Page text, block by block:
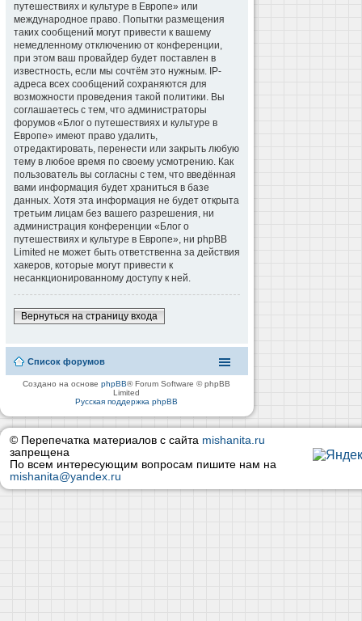
путешествиях и культуре в Европе» или
международное право. Попытки размещения
таких сообщений могут привести к вашему
немедленному отключению от конференции,
при этом ваш провайдер будет поставлен в
известность, если мы сочтём это нужным. IP-
адреса всех сообщений сохраняются для
возможности проведения такой политики. Вы
соглашаетесь с тем, что администраторы
форумов «Блог о путешествиях и культуре в
Европе» имеют право удалить,
отредактировать, перенести или закрыть любую
тему в любое время по своему усмотрению. Как
пользователь вы согласны с тем, что введённая
вами информация будет храниться в базе
данных. Хотя эта информация не будет открыта
третьим лицам без вашего разрешения, ни
администрация конференции «Блог о
путешествиях и культуре в Европе», ни phpBB
Limited не может быть ответственна за действия
хакеров, которые могут привести к
несанкционированному доступу к ней.
Вернуться на страницу входа
Список форумов
Создано на основеphpBB® Forum Software © phpBB
Limited
Русская поддержка phpBB
© Перепечатка материалов с сайта mishanita.ru
запрещена
По всем интересующим вопросам пишите нам на
mishanita@yandex.ru